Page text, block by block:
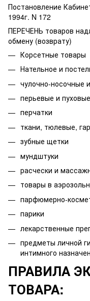
Постановление
1994г. N 172
ПЕРЕЧЕНЬ товаров
обмену (возврату)
Корсетные товары
Нательное и
чулочно-носочные
перьевые и
перчатки
ткани, тюлевые,
зубные щетки
мундштуки
расчески и
товары в
парфюмерно-
парики
лекарственные
предметы личной
интимного
ПРАВИЛА
ТОВАРА: